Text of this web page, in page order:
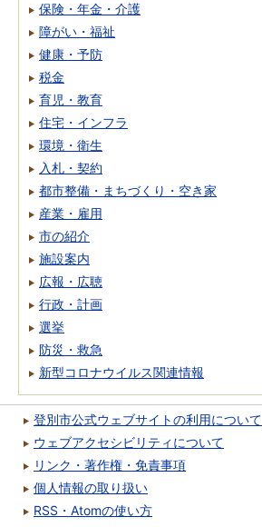
保険・年金・介護
障がい・福祉
健康・予防
税金
育児・教育
住宅・インフラ
環境・衛生
入札・契約
都市整備・まちづくり・空き家
産業・雇用
市の紹介
施設案内
広報・広聴
行政・計画
選挙
防災・救急
新型コロナウイルス関連情報
登別市公式ウェブサイトの利用について
ウェブアクセシビリティについて
リンク・著作権・免責事項
個人情報の取り扱い
RSS・Atomの使い方